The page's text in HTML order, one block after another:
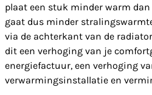
plaat een stuk minder warm
gaat dus minder
via de achterkant van de
dit een verhoging van je
energiefactuur, een verhoging
verwarmingsinstallatie en